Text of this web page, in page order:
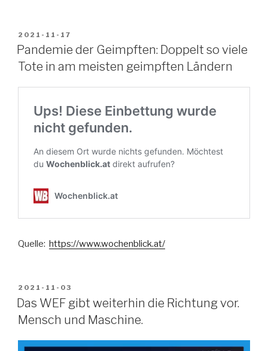
VERÖFFENTLICHT
AM
2021-11-17
Pandemie der Geimpften: Doppelt so viele
Tote in am meisten geimpften Ländern
Quelle: https://www.wochenblick.at/
VERÖFFENTLICHT
AM
2021-11-03
Das WEF gibt weiterhin die Richtung vor.
Mensch und Maschine.
Video-